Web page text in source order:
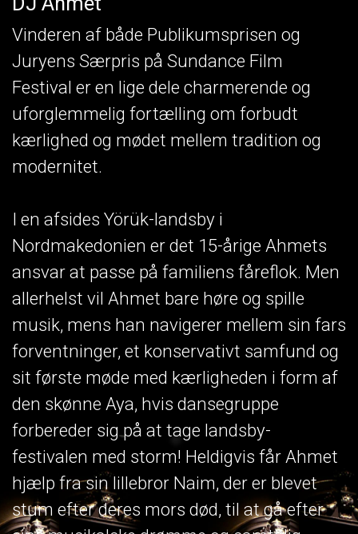
Vinderen af både Publikumsprisen og
Juryens Særpris på Sundance Film
Festival er en lige dele charmerende og
uforglemmelig fortælling om forbudt
kærlighed og mødet mellem tradition og
modernitet.
I en afsides Yörük-landsby i
Nordmakedonien er det 15-årige Ahmets
ansvar at passe på familiens fåreflok. Men
allerhelst vil Ahmet bare høre og spille
musik, mens han navigerer mellem sin fars
forventninger, et konservativt samfund og
sit første møde med kærligheden i form af
den skønne Aya, hvis dansegruppe
forbereder sig på at tage landsby-
festivalen med storm! Heldigvis får Ahmet
hjælp fra sin lillebror Naim, der er blevet
stum efter deres mors død, til at gå efter